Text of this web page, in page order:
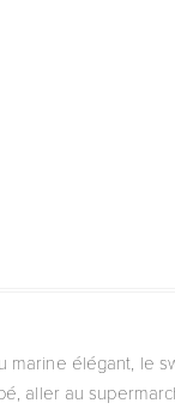
marine élégant, le
aller au